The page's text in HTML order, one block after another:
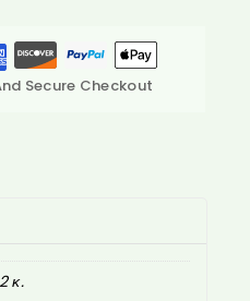
Secure Checkout
κ.